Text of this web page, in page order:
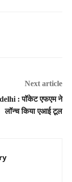
Next article
: पॉकेट एफएम ने
लॉन्च किया एआई टूल